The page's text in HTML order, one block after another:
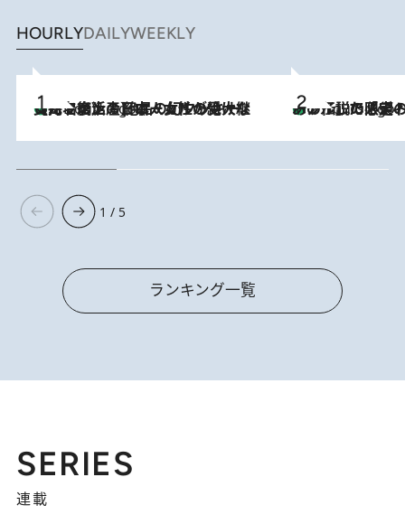
HOURLYDAILYWEEKLY
2 Hours Ago
【ハワイ土産】ローカルの絶大な支持で復活！ 絶品の幻クッキー《元ファンの日本人女性が受け継いだ名店》 2 Hours Ago
あの伝説の限定トートも！ リニューアルした「ディーン
1 / 5
ランキング一覧
SERIES
連載